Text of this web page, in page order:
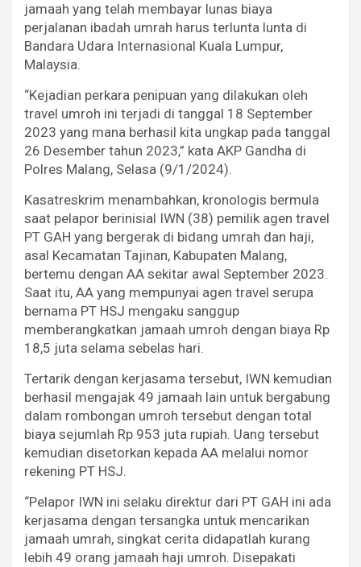
jamaah yang telah membayar lunas biaya
perjalanan ibadah umrah harus terlunta lunta di
Bandara Udara Internasional Kuala Lumpur,
Malaysia.
“Kejadian perkara penipuan yang dilakukan oleh
travel umroh ini terjadi di tanggal 18 September
2023 yang mana berhasil kita ungkap pada tanggal
26 Desember tahun 2023,” kata AKP Gandha di
Polres Malang, Selasa (9/1/2024).
Kasatreskrim menambahkan, kronologis bermula
saat pelapor berinisial IWN (38) pemilik agen travel
PT GAH yang bergerak di bidang umrah dan haji,
asal Kecamatan Tajinan, Kabupaten Malang,
bertemu dengan AA sekitar awal September 2023.
Saat itu, AA yang mempunyai agen travel serupa
bernama PT HSJ mengaku sanggup
memberangkatkan jamaah umroh dengan biaya Rp
18,5 juta selama sebelas hari.
Tertarik dengan kerjasama tersebut, IWN kemudian
berhasil mengajak 49 jamaah lain untuk bergabung
dalam rombongan umroh tersebut dengan total
biaya sejumlah Rp 953 juta rupiah. Uang tersebut
kemudian disetorkan kepada AA melalui nomor
rekening PT HSJ.
“Pelapor IWN ini selaku direktur dari PT GAH ini ada
kerjasama dengan tersangka untuk mencarikan
jamaah umrah, singkat cerita didapatlah kurang
lebih 49 orang jamaah haji umroh. Disepakati